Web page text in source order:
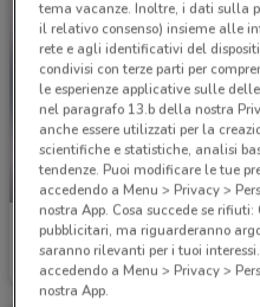
-3 GIORNI
Acqua & Sapone
Scade mercoledì 6.5 km
tema vacanze. Inoltre, i dati sulla
il relativo consenso) insieme alle
rete e agli identificativi del
condivisi con terze parti per
le esperienze applicative sulle
nel paragrafo 13.b della nostra
anche essere utilizzati per la
scientifiche e statistiche, analisi
tendenze. Puoi modificare le tue
accedendo a Menu > Privacy >
nostra App. Cosa succede se
pubblicitari, ma riguarderanno
saranno rilevanti per i tuoi
accedendo a Menu > Privacy >
nostra App.